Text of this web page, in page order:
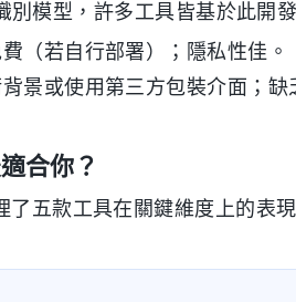
模型，許多工具皆基於此開發
（若自行部署）；隱私性佳。
景或使用第三方包裝介面；
合你？
五款工具在關鍵維度上的表現